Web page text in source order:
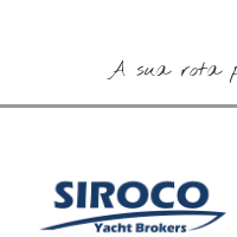
A sua rota